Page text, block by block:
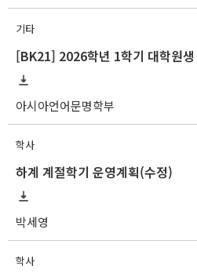
기타
아시아언어문명학부
학사
하계 계절학기 운영계획(수정)
박세영
학사